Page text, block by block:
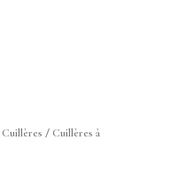
Cuillères / Cuillères à